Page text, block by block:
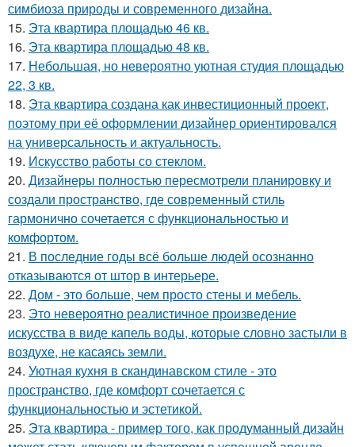
симбиоза природы и современного дизайна.
15. Эта квартира площадью 46 кв.
16. Эта квартира площадью 48 кв.
17. Небольшая, но невероятно уютная студия площадью
22, 3 кв.
18. Эта квартира создана как инвестиционный проект,
поэтому при её оформлении дизайнер ориентировался
на универсальность и актуальность.
19. Искусство работы со стеклом.
20. Дизайнеры полностью пересмотрели планировку и
создали пространство, где современный стиль
гармонично сочетается с функциональностью и
комфортом.
21. В последние годы всё больше людей осознанно
отказываются от штор в интерьере.
22. Дом - это больше, чем просто стены и мебель.
23. Это невероятно реалистичное произведение
искусства в виде капель воды, которые словно застыли в
воздухе, не касаясь земли.
24. Уютная кухня в скандинавском стиле - это
пространство, где комфорт сочетается с
функциональностью и эстетикой.
25. Эта квартира - пример того, как продуманный дизайн